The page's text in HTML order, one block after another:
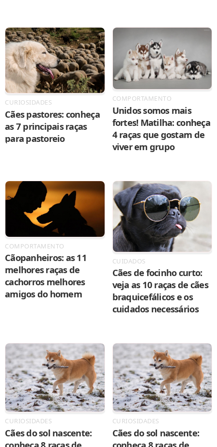
CURIOSIDADES
Cães pastores: conheça
as 7 principais raças
para pastoreio
COMPORTAMENTO
Unidos somos mais
fortes! Matilha: conheça
4 raças que gostam de
viver em grupo
COMPORTAMENTO
Cãopanheiros: as 11
melhores raças de
cachorros melhores
amigos do homem
CUIDADOS
Cães de focinho curto:
veja as 10 raças de cães
braquicefálicos e os
cuidados necessários
CURIOSIDADES
Cães do sol nascente:
CURIOSIDADES
Cães do sol nascente: